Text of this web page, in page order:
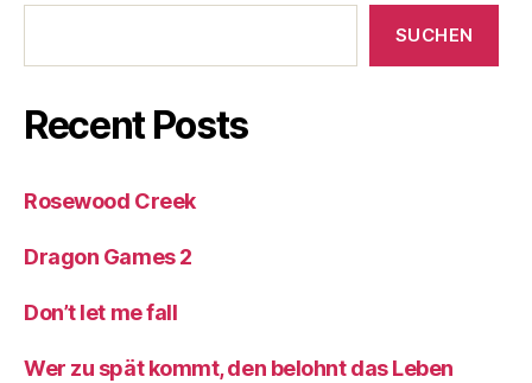
SUCHEN
Recent Posts
Rosewood Creek
Dragon Games 2
Don’t let me fall
Wer zu spät kommt, den belohnt das Leben